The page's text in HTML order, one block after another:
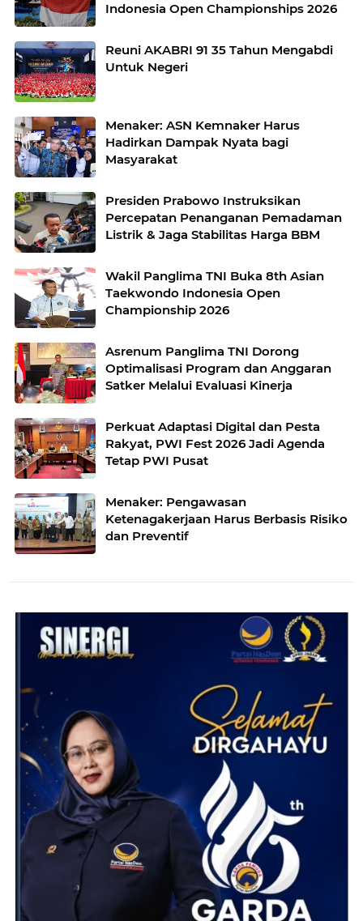
Indonesia Open Championships 2026
Reuni AKABRI 91 35 Tahun Mengabdi
Untuk Negeri
Menaker: ASN Kemnaker Harus
Hadirkan Dampak Nyata bagi
Masyarakat
Presiden Prabowo Instruksikan
Percepatan Penanganan Pemadaman
Listrik & Jaga Stabilitas Harga BBM
Wakil Panglima TNI Buka 8th Asian
Taekwondo Indonesia Open
Championship 2026
Asrenum Panglima TNI Dorong
Optimalisasi Program dan Anggaran
Satker Melalui Evaluasi Kinerja
Perkuat Adaptasi Digital dan Pesta
Rakyat, PWI Fest 2026 Jadi Agenda
Tetap PWI Pusat
Menaker: Pengawasan
Ketenagakerjaan Harus Berbasis Risiko
dan Preventif